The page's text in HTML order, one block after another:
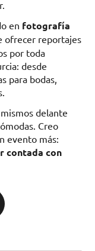
en fotografía
ofrecer reportajes
por toda
desde
para bodas,
delante
Creo
evento más:
contada con